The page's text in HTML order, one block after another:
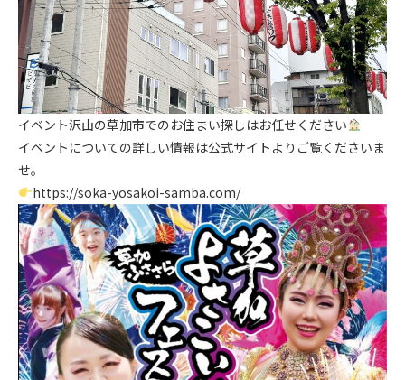
イベント沢山の草加市でのお住まい探しはお任せください
イベントについての詳しい情報は公式サイトよりご覧くださいま
せ。
https://soka-yosakoi-samba.com/